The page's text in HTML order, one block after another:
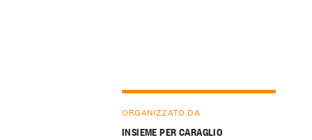
ORGANIZZATO DA
INSIEME PER CARAGLIO